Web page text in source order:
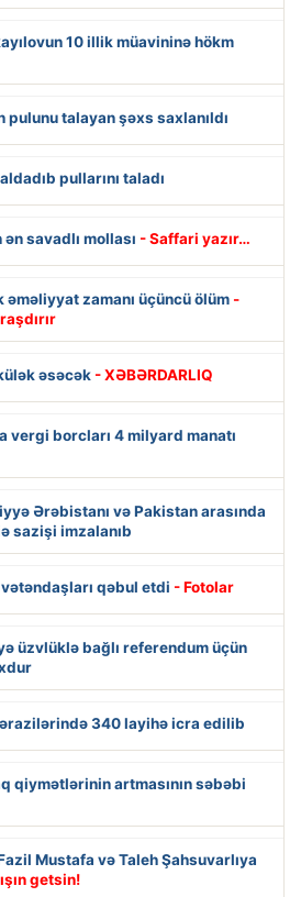
10 illik müavininə hökm
pulunu talayan şəxs saxlanıldı
pullarını taladı
savadlı mollası - Saffari yazır…
əməliyyat zamanı üçüncü ölüm -
əsəcək - XƏBƏRDARLIQ
vergi borcları 4 milyard manatı
Ərəbistanı və Pakistan arasında
sazişi imzalanıb
qəbul etdi - Fotolar
üzvlüklə bağlı referendum üçün
340 layihə icra edilib
qiymətlərinin artmasının səbəbi
Mustafa və Taleh Şahsuvarlıya
getsin!